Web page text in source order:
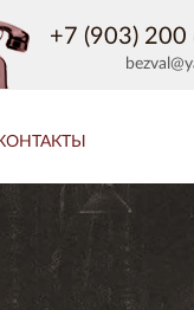
+7 (903) 200